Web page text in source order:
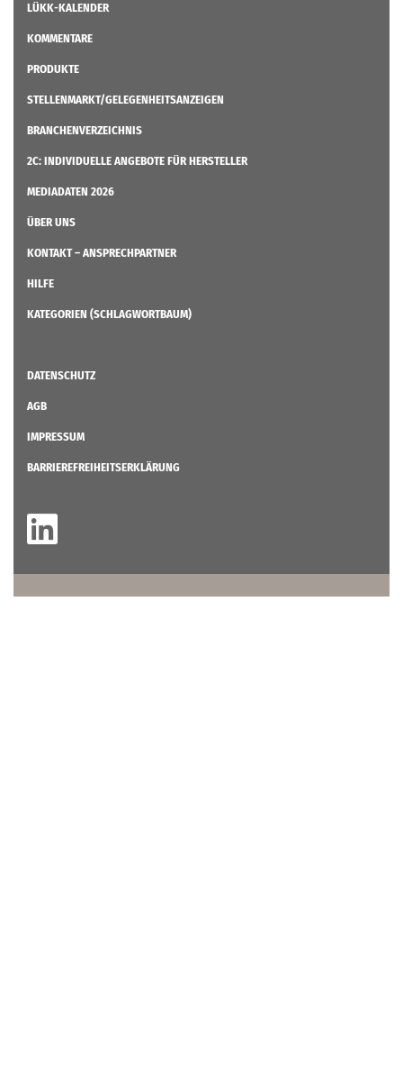
LÜKK-KALENDER
KOMMENTARE
PRODUKTE
STELLENMARKT/GELEGENHEITSANZEIGEN
BRANCHENVERZEICHNIS
2C: INDIVIDUELLE ANGEBOTE FÜR HERSTELLER
MEDIADATEN 2026
ÜBER UNS
KONTAKT – ANSPRECHPARTNER
HILFE
KATEGORIEN (SCHLAGWORTBAUM)
DATENSCHUTZ
AGB
IMPRESSUM
BARRIEREFREIHEITSERKLÄRUNG